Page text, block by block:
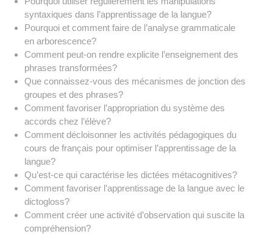
syntaxiques dans l’apprentissage de la langue?
Pourquoi et comment faire de l’analyse grammaticale
en arborescence?
Comment peut-on rendre explicite l’enseignement des
phrases transformées?
Que connaissez-vous des mécanismes de jonction des
groupes et des phrases?
Comment favoriser l’appropriation du système des
accords chez l’élève?
Comment décloisonner les activités pédagogiques du
cours de français pour optimiser l’apprentissage de la
langue?
Qu’est-ce qui caractérise les dictées métacognitives?
Comment favoriser l’apprentissage de la langue avec le
dictogloss?
Comment créer une activité d’observation qui suscite la
compréhension?